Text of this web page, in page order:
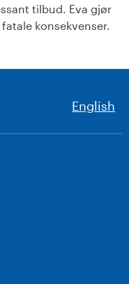
tilbud. Eva gjør
konsekvenser.
English